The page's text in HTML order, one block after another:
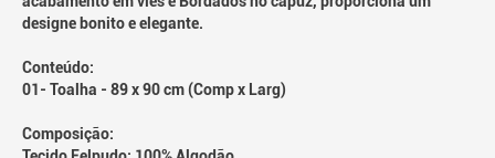
designe bonito e elegante.
Conteúdo:
01- Toalha - 89 x 90 cm (Comp x Larg)
Composição: